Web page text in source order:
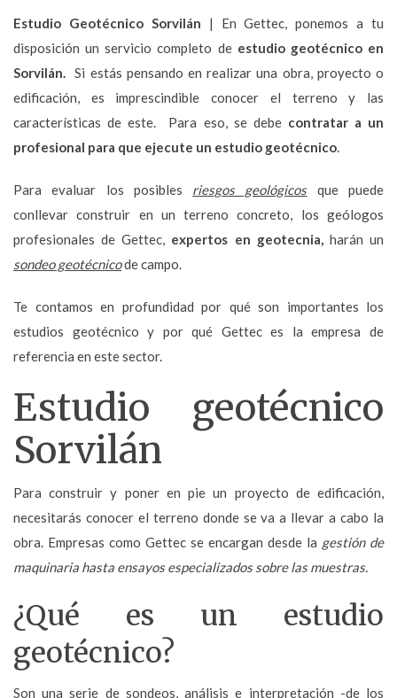
Estudio Geotécnico Sorvilán | En Gettec, ponemos a tu
disposición un servicio completo de estudio geotécnico en
Sorvilán.Si estás pensando en realizar una obra, proyecto o
edificación, es imprescindible conocer el terreno y las
características de este. Para eso, se debe contratar a un
profesional para que ejecute un estudio geotécnico.
Para evaluar los posibles riesgos geológicosque puede
conllevar construir en un terreno concreto, los geólogos
profesionales de Gettec, expertos en geotecnia, harán un
sondeo geotécnicode campo.
Te contamos en profundidad por qué son importantes los
estudios geotécnico y por qué Gettec es la empresa de
referencia en este sector.
Estudio geotécnico
Sorvilán
Para construir y poner en pie un proyecto de edificación,
necesitarás conocer el terreno donde se va a llevar a cabo la
obra. Empresas como Gettec se encargan desde la gestión de
maquinaria hasta ensayos especializados sobre las muestras.
¿Qué es un estudio
geotécnico?
Son una serie de sondeos, análisis e interpretación -de los